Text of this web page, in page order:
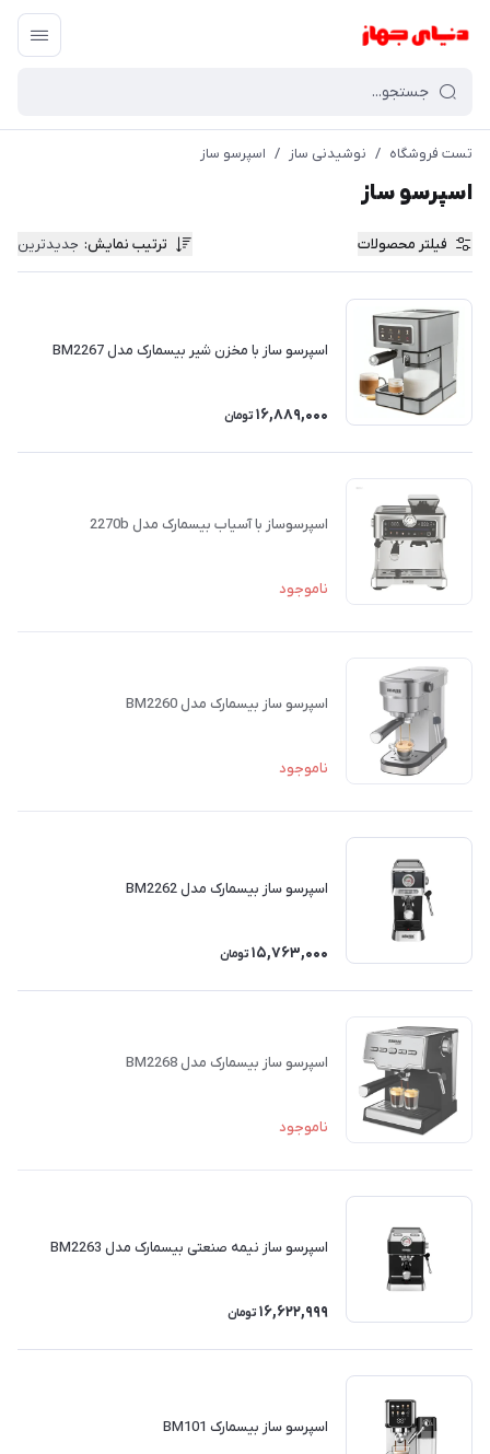
تست فروشگاه / نوشیدنی ساز / اسپرسو ساز
اسپرسو ساز
فیلتر محصولات ترتیب نمایش: جدیدترین
اسپرسو ساز با مخزن شیر بیسمارک مدل BM2267
16,889,000 تومان
اسپرسوساز با آسياب بیسمارک مدل 2270b
ناموجود
اسپرسو ساز بیسمارک مدل BM2260
ناموجود
اسپرسو ساز بیسمارک مدل BM2262
15,763,000 تومان
اسپرسو ساز بیسمارک مدل BM2268
ناموجود
اسپرسو ساز نیمه صنعتی بیسمارک مدل BM2263
16,622,999 تومان
اسپرسو ساز بیسمارک BM101